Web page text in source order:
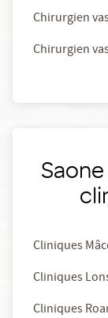
Chirurgien
Chirurgien
Cliniques
Cliniques
Cliniques